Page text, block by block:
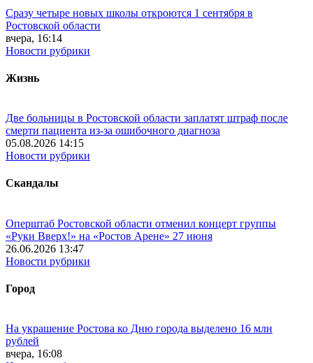
Сразу четыре новых школы откроются 1 сентября в
Ростовской области
вчера, 16:14
Новости рубрики
Жизнь
Две больницы в Ростовской области заплатят штраф после
смерти пациента из-за ошибочного диагноза
05.08.2026 14:15
Новости рубрики
Скандалы
Оперштаб Ростовской области отменил концерт группы
«Руки Вверх!» на «Ростов Арене» 27 июня
26.06.2026 13:47
Новости рубрики
Город
На украшение Ростова ко Дню города выделено 16 млн
рублей
вчера, 16:08